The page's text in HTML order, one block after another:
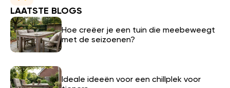
LAATSTE BLOGS
Hoe creëer je een tuin die meebeweegt
met de seizoenen?
Ideale ideeën voor een chillplek voor